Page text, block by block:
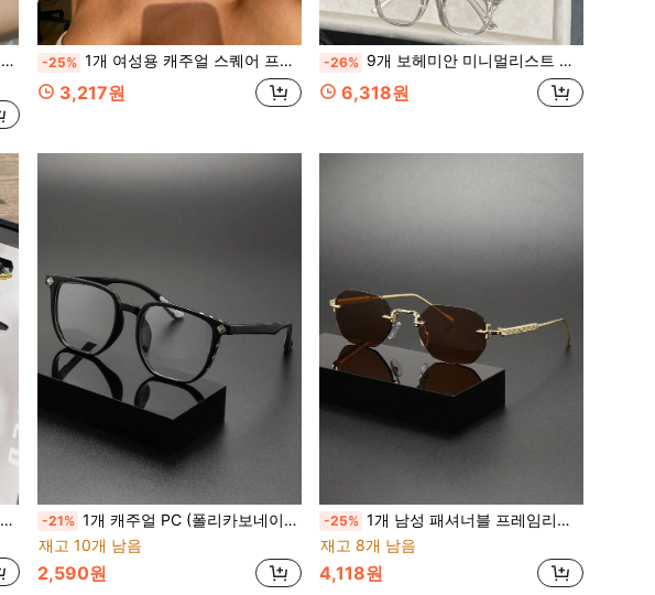
-25% 1개 여성용 캐주얼 스퀘어 프레임 장식 안경, Y2K 패션 액세서리, 파티, 모임 및 스트리트 사진 촬영을 위한 버서타일 일상 캐주얼 스타일
3,217원
-26% 9개 보헤미안 미니멀리스트 패션 프레임 안경 세트, 스터드 프레임 여성용 안경, 다용도 일상 착용, 파티, 스트리트 스타일, 여름 필수품, 캐주얼, 비즈니스, 장식용, 데이트, 포즈, 야외, Y2K 여성 안경 세트
6,318원
-21% 1개 캐주얼 PC (폴리카보네이트) 남성용 사각 프레임 장식 안경, Y2K 패션 액세서리 일상복, 파티, 스트리트 스타일
재고 10개 남음
2,590원
-25% 1개 남성 패셔너블 프레임리스 안경, 레트로 데일리 다용도, 파티 & 스트리트 스타일, 여름 필수품, 캐주얼 비즈니스 장식, 데이트 & 야외 Y2K
재고 8개 남음
4,118원